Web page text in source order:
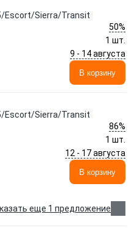
Escort/Sierra/Transit
50%
1 шт.
9 - 14 августа
В корзину
Escort/Sierra/Transit
86%
1 шт.
12 - 17 августа
В корзину
еще 1 предложение